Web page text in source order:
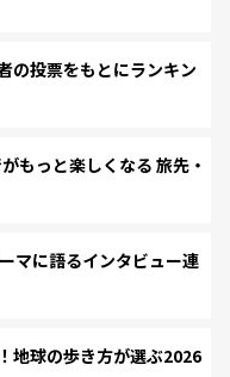
投票をもとにランキン
っと楽しくなる 旅先・
マに語るインタビュー連
地球の歩き方が選ぶ2026